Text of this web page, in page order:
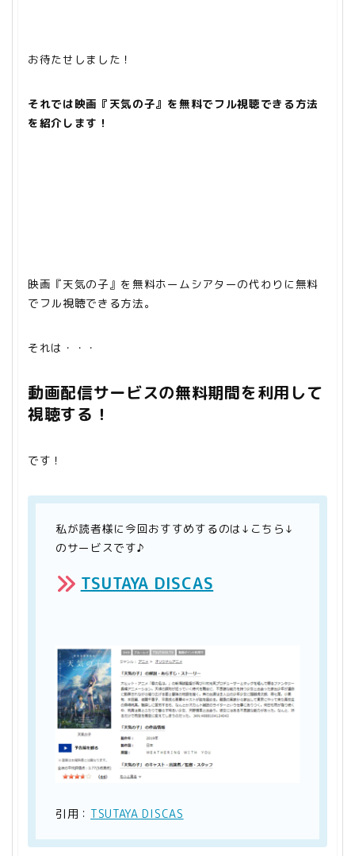
お待たせしました！
それでは映画『天気の子』を無料でフル視聴できる方法
を紹介します！
映画『天気の子』を無料ホームシアターの代わりに無料
でフル視聴できる方法。
それは・・・
動画配信サービスの無料期間を利用して
視聴する！
です！
私が読者様に今回おすすめするのは↓こちら↓
のサービスです♪
TSUTAYA DISCAS
引用： TSUTAYA DISCAS